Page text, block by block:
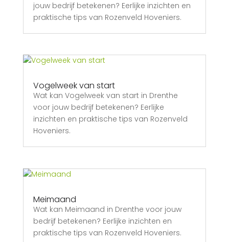
jouw bedrijf betekenen? Eerlijke inzichten en
praktische tips van Rozenveld Hoveniers.
Vogelweek van start
Wat kan Vogelweek van start in Drenthe
voor jouw bedrijf betekenen? Eerlijke
inzichten en praktische tips van Rozenveld
Hoveniers.
Meimaand
Wat kan Meimaand in Drenthe voor jouw
bedrijf betekenen? Eerlijke inzichten en
praktische tips van Rozenveld Hoveniers.